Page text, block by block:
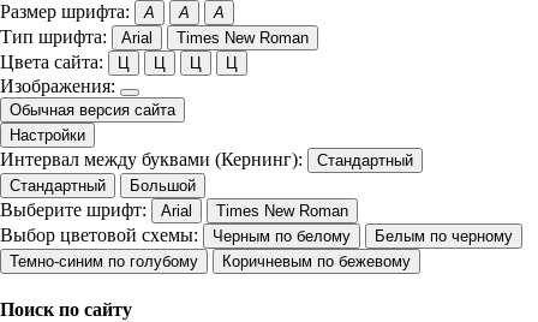
Размер шрифта: A A A
Тип шрифта: Arial Times New Roman
Цвета сайта: Ц Ц Ц Ц
Изображения:
Обычная версия сайта
Настройки
Интервал между буквами (Кернинг):
Стандартный
Стандартный
Большой
Выберите шрифт: Arial Times New Roman
Выбор цветовой схемы: Черным по белому
Белым по черному
Темно-синим по голубому
Коричневым по бежевому
Поиск по сайту